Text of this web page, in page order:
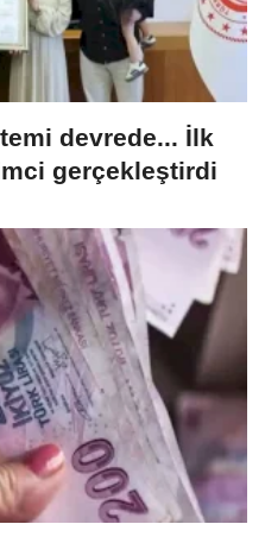
devrede... İlk
gerçekleştirdi